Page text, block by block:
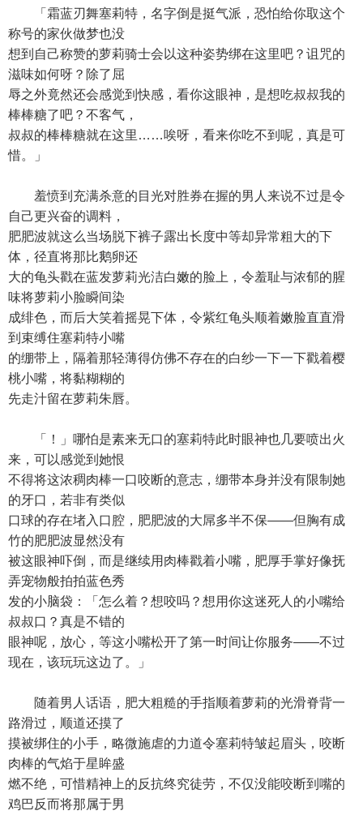
「霜蓝刃舞塞莉特，名字倒是挺气派，恐怕给你取这个
称号的家伙做梦也没
想到自己称赞的萝莉骑士会以这种姿势绑在这里吧？诅咒的
滋味如何呀？除了屈
辱之外竟然还会感觉到快感，看你这眼神，是想吃叔叔我的
棒棒糖了吧？不客气，
叔叔的棒棒糖就在这里……唉呀，看来你吃不到呢，真是可
惜。」
羞愤到充满杀意的目光对胜券在握的男人来说不过是令
自己更兴奋的调料，
肥肥波就这么当场脱下裤子露出长度中等却异常粗大的下
体，径直将那比鹅卵还
大的龟头戳在蓝发萝莉光洁白嫩的脸上，令羞耻与浓郁的腥
味将萝莉小脸瞬间染
成绯色，而后大笑着摇晃下体，令紫红龟头顺着嫩脸直直滑
到束缚住塞莉特小嘴
的绷带上，隔着那轻薄得仿佛不存在的白纱一下一下戳着樱
桃小嘴，将黏糊糊的
先走汁留在萝莉朱唇。
「！」哪怕是素来无口的塞莉特此时眼神也几要喷出火
来，可以感觉到她恨
不得将这浓稠肉棒一口咬断的意志，绷带本身并没有限制她
的牙口，若非有类似
口球的存在堵入口腔，肥肥波的大屌多半不保——但胸有成
竹的肥肥波显然没有
被这眼神吓倒，而是继续用肉棒戳着小嘴，肥厚手掌好像抚
弄宠物般拍拍蓝色秀
发的小脑袋：「怎么着？想咬吗？想用你这迷死人的小嘴给
叔叔口？真是不错的
眼神呢，放心，等这小嘴松开了第一时间让你服务——不过
现在，该玩玩这边了。」
随着男人话语，肥大粗糙的手指顺着萝莉的光滑脊背一
路滑过，顺道还摸了
摸被绑住的小手，略微施虐的力道令塞莉特皱起眉头，咬断
肉棒的气焰于星眸盛
燃不绝，可惜精神上的反抗终究徒劳，不仅没能咬断到嘴的
鸡巴反而将那属于男